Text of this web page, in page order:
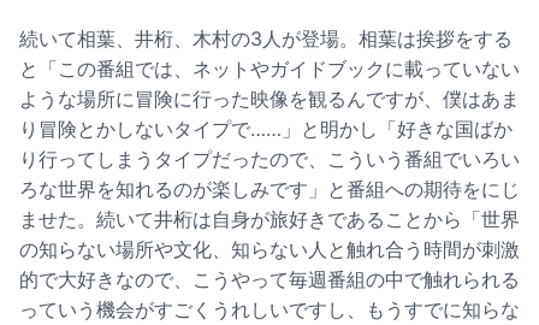
続いて相葉、井桁、木村の3人が登場。相葉は挨拶をする
と「この番組では、ネットやガイドブックに載っていない
ような場所に冒険に行った映像を観るんですが、僕はあま
り冒険とかしないタイプで……」と明かし「好きな国ばか
り行ってしまうタイプだったので、こういう番組でいろい
ろな世界を知れるのが楽しみです」と番組への期待をにじ
ませた。続いて井桁は自身が旅好きであることから「世界
の知らない場所や文化、知らない人と触れ合う時間が刺激
的で大好きなので、こうやって毎週番組の中で触れられる
っていう機会がすごくうれしいですし、もうすでに知らな